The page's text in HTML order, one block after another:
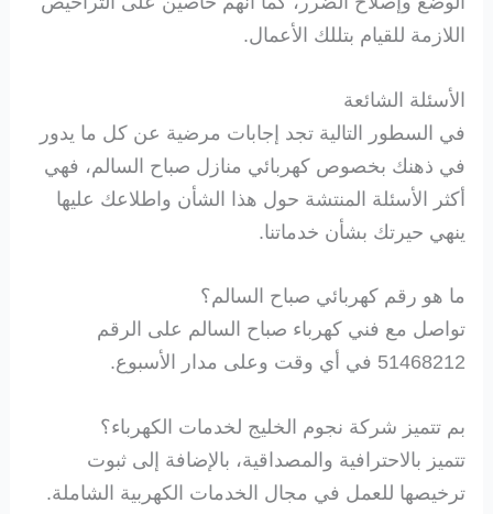
اللازمة للقيام بتللك الأعمال.
الأسئلة الشائعة
في السطور التالية تجد إجابات مرضية عن كل ما يدور
في ذهنك بخصوص كهربائي منازل صباح السالم، فهي
أكثر الأسئلة المنتشة حول هذا الشأن واطلاعك عليها
ينهي حيرتك بشأن خدماتنا.
ما هو رقم كهربائي صباح السالم؟
تواصل مع فني كهرباء صباح السالم على الرقم
51468212 في أي وقت وعلى مدار الأسبوع.
بم تتميز شركة نجوم الخليج لخدمات الكهرباء؟
تتميز بالاحترافية والمصداقية، بالإضافة إلى ثبوت
ترخيصها للعمل في مجال الخدمات الكهربية الشاملة.